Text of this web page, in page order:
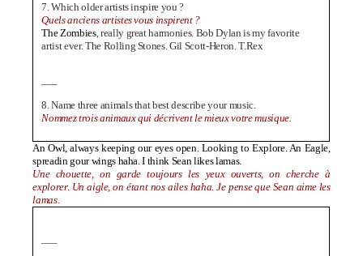
7. Which older artists inspire you ?
Quels anciens artistes vous inspirent ?
The Zombies, really great harmonies. Bob Dylan is my favorite
artist ever.The Rolling Stones.Gil Scott-Heron.T.Rex
—–
8. Name three animals that best describe your music.
Nommez trois animaux qui décrivent le mieux votre musique.
An Owl, always keeping our eyes open. Looking to Explore. An Eagle,
spreadin gour wings haha. I think Sean likes lamas.
Une chouette, on garde toujours les yeux ouverts, on cherche à
explorer. Un aigle, on étant nos ailes haha. Je pense que Sean aime les
lamas.
—–